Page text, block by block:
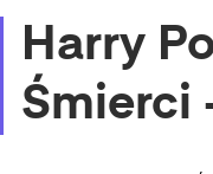
Harry
Śmierci